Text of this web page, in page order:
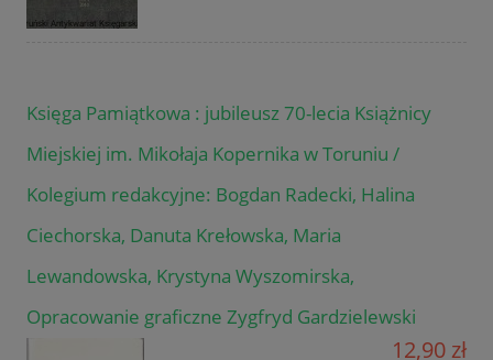
Księga Pamiątkowa : jubileusz 70-lecia Książnicy
Miejskiej im. Mikołaja Kopernika w Toruniu /
Kolegium redakcyjne: Bogdan Radecki, Halina
Ciechorska, Danuta Krełowska, Maria
Lewandowska, Krystyna Wyszomirska,
Opracowanie graficzne Zygfryd Gardzielewski
12,90 zł